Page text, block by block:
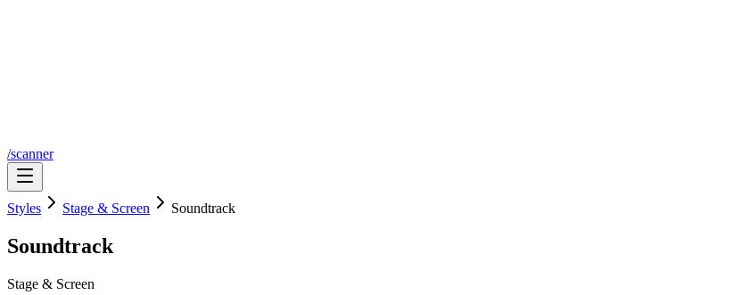
/scanner
Styles Stage & Screen Soundtrack
Soundtrack
Stage & Screen